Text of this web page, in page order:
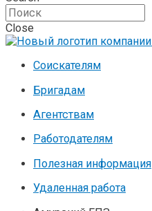
Close
Соискателям
Бригадам
Агентствам
Работодателям
Полезная информация
Удаленная работа